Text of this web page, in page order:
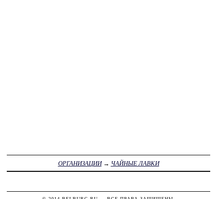
ОРГАНИЗАЦИИ→ ЧАЙНЫЕ ЛАВКИ